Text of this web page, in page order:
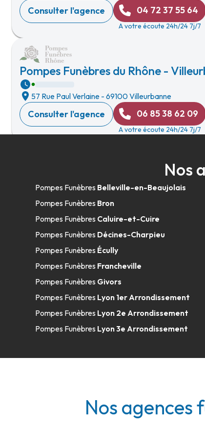
Consulter l'agence 04 72 37 55 64
A votre écoute 24h/24 7j/7
Pompes Funèbres du Rhône -
57 Rue Paul Verlaine - 69100 Villeurbanne
Consulter l'agence 06 85 38 62 09
A votre écoute 24h/24 7j/7
10 Avenue Du Crottay-69330 Meyzieu
Consulter l'agence 04 78 31 49 03
A votre écoute 24h/24 7j/7
Pompes Funèbres Viollet - Meyzieu
10 Avenue Du Crottay -69330 Meyzieu
Consulter l'agence
21 Bis Rue Henri Maréchal-69800 Saint-Priest
Nos
Pompes Funèbres Belleville-en-Beaujolais
Pompes Funèbres Bron
Pompes Funèbres Caluire-et-Cuire
Pompes Funèbres Décines-Charpieu
Pompes Funèbres Écully
Pompes Funèbres Francheville
Pompes Funèbres Givors
Pompes Funèbres Lyon 1er Arrondissement
Pompes Funèbres Lyon 2e Arrondissement
Pompes Funèbres Lyon 3e Arrondissement
Nos agences